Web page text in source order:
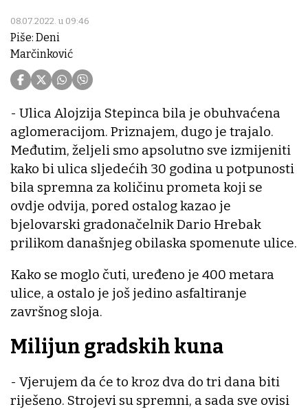
08.07.2022. u 09:46
Piše: Deni
Marčinković
- Ulica Alojzija Stepinca bila je obuhvaćena
aglomeracijom. Priznajem, dugo je trajalo.
Međutim, željeli smo apsolutno sve izmijeniti
kako bi ulica sljedećih 30 godina u potpunosti
bila spremna za količinu prometa koji se
ovdje odvija, pored ostalog kazao je
bjelovarski gradonačelnik Dario Hrebak
prilikom današnjeg obilaska spomenute ulice.
Kako se moglo čuti, uređeno je 400 metara
ulice, a ostalo je još jedino asfaltiranje
završnog sloja.
Milijun gradskih kuna
- Vjerujem da će to kroz dva do tri dana biti
riješeno. Strojevi su spremni, a sada sve ovisi